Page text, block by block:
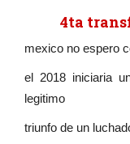
4ta
mexico no espero
el 2018 iniciaria
legitimo
triunfo de un